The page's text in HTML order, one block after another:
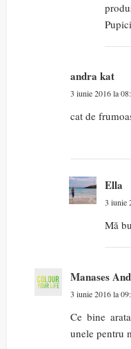
andra kat
3 iunie 2016 la
cat de
Ella
3 iunie
Mă
Manases
3 iunie 2016 la
Ce bine
unele pentru